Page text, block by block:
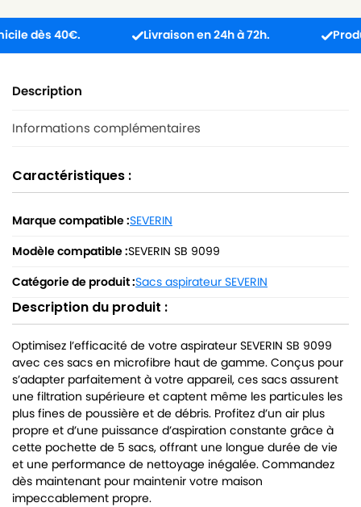
40€. Livraison en 24h à 72h. Produit
Description
Informations complémentaires
Caractéristiques :
Marque compatible :SEVERIN
Modèle compatible :SEVERIN SB 9099
Catégorie de produit :Sacs aspirateur SEVERIN
Description du produit :
Optimisez l’efficacité de votre aspirateur SEVERIN SB 9099
avec ces sacs en microfibre haut de gamme. Conçus pour
s’adapter parfaitement à votre appareil, ces sacs assurent
une filtration supérieure et captent même les particules les
plus fines de poussière et de débris. Profitez d’un air plus
propre et d’une puissance d’aspiration constante grâce à
cette pochette de 5 sacs, offrant une longue durée de vie
et une performance de nettoyage inégalée. Commandez
dès maintenant pour maintenir votre maison
impeccablement propre.